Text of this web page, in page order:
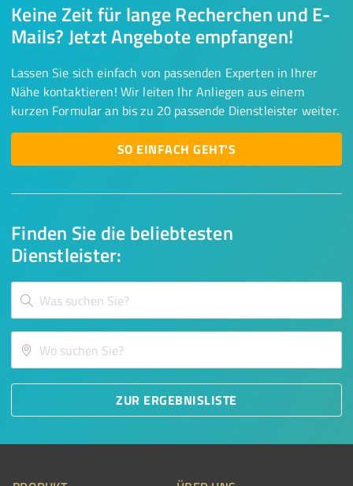
Finden Sie die beliebtesten
Dienstleister:
ZUR ERGEBNISLISTE
Keine Zeit für lange Recherchen und E-
Mails? Jetzt Angebote empfangen!
Lassen Sie sich einfach von passenden Experten in Ihrer
Nähe kontaktieren! Wir leiten Ihr Anliegen aus einem
kurzen Formular an bis zu 20 passende Dienstleister weiter.
SO EINFACH GEHT'S